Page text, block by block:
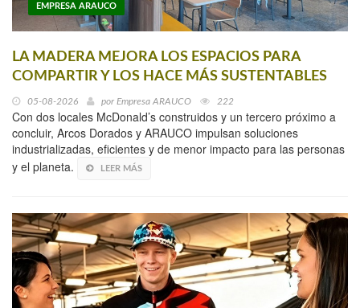
EMPRESA ARAUCO
LA MADERA MEJORA LOS ESPACIOS PARA
COMPARTIR Y LOS HACE MÁS SUSTENTABLES
05-08-2026 por Empresa ARAUCO 222
Con dos locales McDonald’s construidos y un tercero próximo a
concluir, Arcos Dorados y ARAUCO impulsan soluciones
industrializadas, eficientes y de menor impacto para las personas
y el planeta.
LEER MÁS